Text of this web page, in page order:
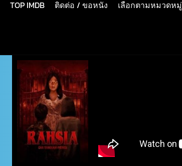
TOP IMDB ติดต่อ / ขอหนัง เลือกตามหมวดหมู่